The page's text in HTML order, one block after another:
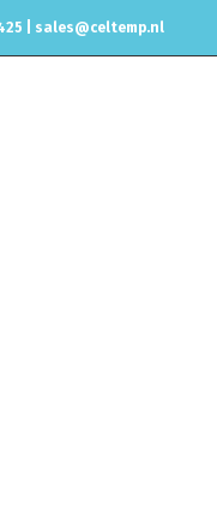
| sales@celtemp.nl